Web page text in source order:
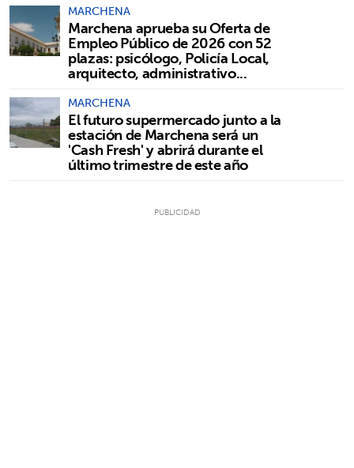
MARCHENA
Marchena aprueba su Oferta de
Empleo Público de 2026 con 52
plazas: psicólogo, Policía Local,
arquitecto, administrativo...
MARCHENA
El futuro supermercado junto a la
estación de Marchena será un
'Cash Fresh' y abrirá durante el
último trimestre de este año